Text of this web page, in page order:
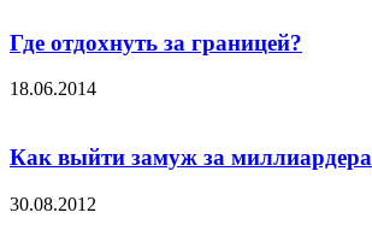
Где отдохнуть за границей?
18.06.2014
Как выйти замуж за миллиардера
30.08.2012